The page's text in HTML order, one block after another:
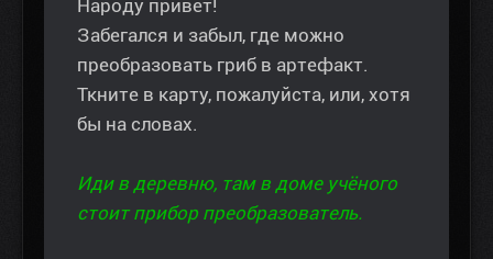
Народу привет!
Забегался и забыл, где можно
преобразовать гриб в артефакт.
Ткните в карту, пожалуйста, или, хотя
бы на словах.
Иди в деревню, там в доме учёного
стоит прибор преобразователь.